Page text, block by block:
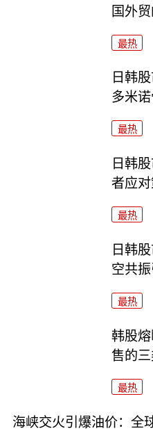
国外
最热
日韩
多米
最热
日韩
者应
最热
日韩
空共
最热
韩股
售的
最热
海峡交火引爆油价：全